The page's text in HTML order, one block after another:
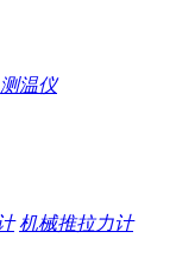
测温仪
机械推拉力计